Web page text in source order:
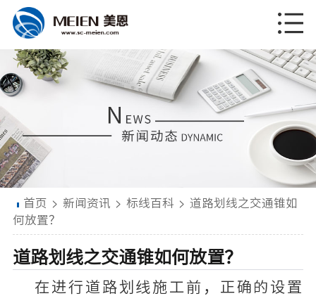
首页 > 新闻资讯 > 标线百科 > 道路划线之交通锥如
何放置？
道路划线之交通锥如何放置？
在进行道路划线施工前，正确的设置